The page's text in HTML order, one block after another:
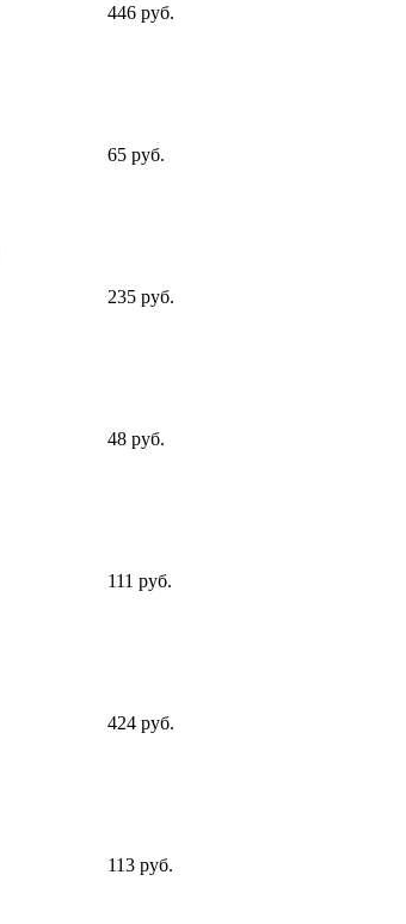
446 руб.
65 руб.
235 руб.
48 руб.
111 руб.
424 руб.
113 руб.